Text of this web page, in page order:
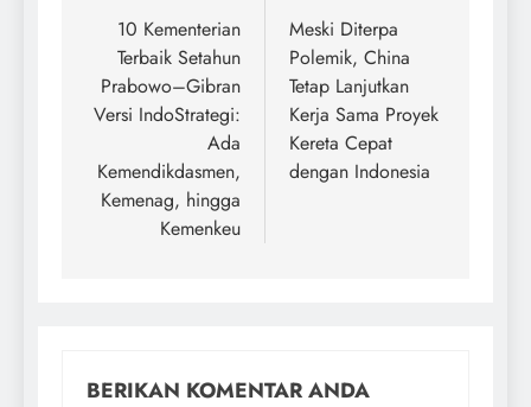
10 Kementerian
Terbaik Setahun
Prabowo–Gibran
Versi IndoStrategi:
Ada
Kemendikdasmen,
Kemenag, hingga
Kemenkeu
Meski Diterpa
Polemik, China
Tetap Lanjutkan
Kerja Sama Proyek
Kereta Cepat
dengan Indonesia
BERIKAN KOMENTAR ANDA